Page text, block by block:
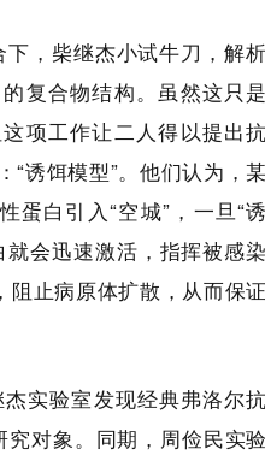
，柴继杰小试牛刀，解
复合物结构。虽然这只
项工作让二人得以提出
“诱饵模型”。他们认为，
蛋白引入“空城”，一旦“
会迅速激活，指挥被感
阻止病原体扩散，从而保
实验室发现经典弗洛尔
对象。同期，周俭民实